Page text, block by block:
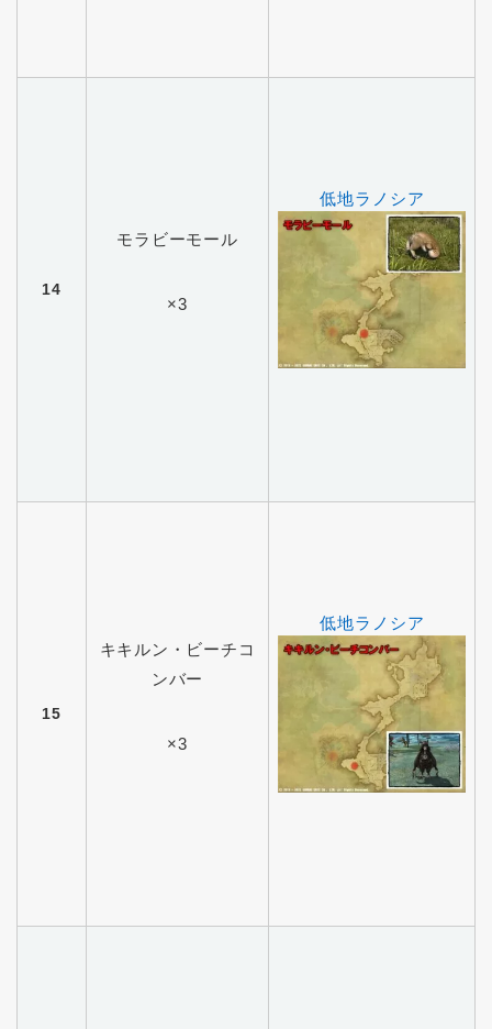
14
モラビーモール
×3
低地ラノシア
15
キキルン・ビーチコ
ンバー
×3
低地ラノシア